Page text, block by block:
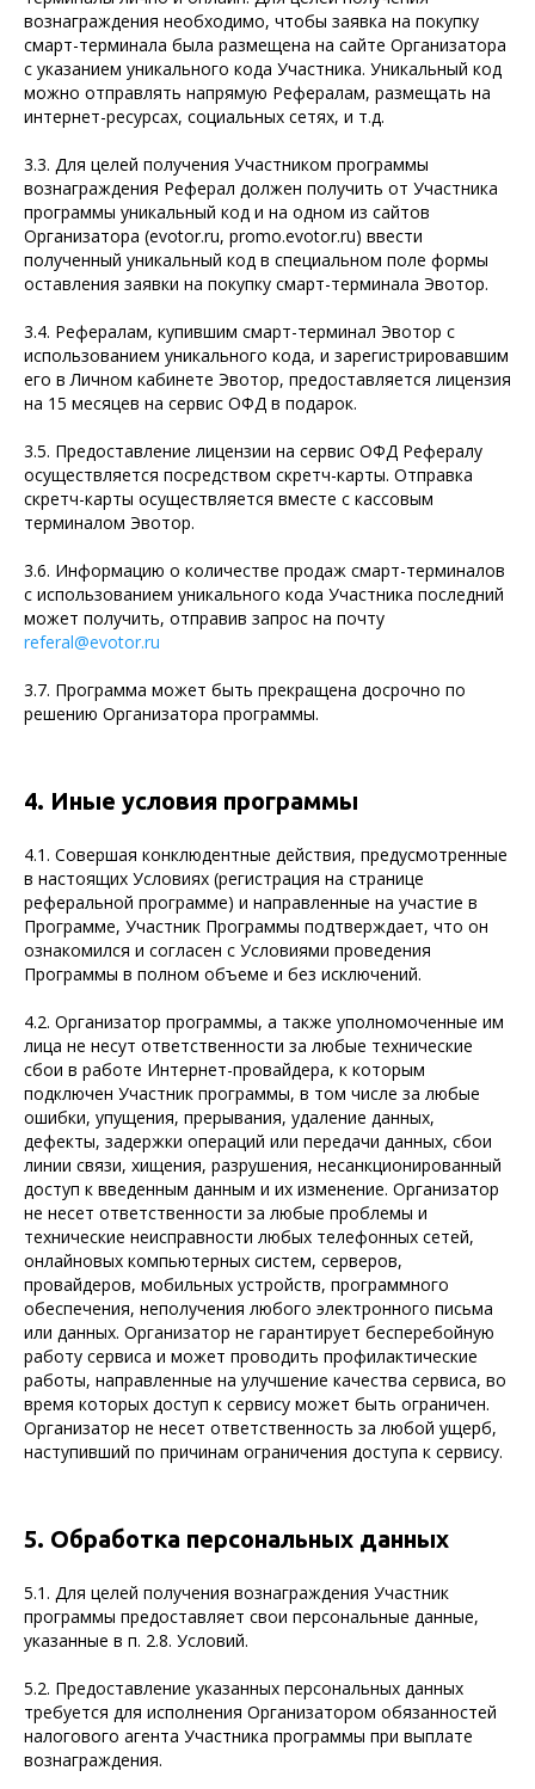
вознаграждения необходимо, чтобы заявка на покупку
смарт-терминала была размещена на сайте Организатора
с указанием уникального кода Участника. Уникальный код
можно отправлять напрямую Рефералам, размещать на
интернет-ресурсах, социальных сетях, и т.д.
3.3. Для целей получения Участником программы
вознаграждения Реферал должен получить от Участника
программы уникальный код и на одном из сайтов
Организатора (evotor.ru, promo.evotor.ru) ввести
полученный уникальный код в специальном поле формы
оставления заявки на покупку смарт-терминала Эвотор.
3.4. Рефералам, купившим смарт-терминал Эвотор с
использованием уникального кода, и зарегистрировавшим
его в Личном кабинете Эвотор, предоставляется лицензия
на 15 месяцев на сервис ОФД в подарок.
3.5. Предоставление лицензии на сервис ОФД Рефералу
осуществляется посредством скретч-карты. Отправка
скретч-карты осуществляется вместе с кассовым
терминалом Эвотор.
3.6. Информацию о количестве продаж смарт-терминалов
с использованием уникального кода Участника последний
может получить, отправив запрос на почту
referal@evotor.ru
3.7. Программа может быть прекращена досрочно по
решению Организатора программы.
4. Иные условия программы
4.1. Совершая конклюдентные действия, предусмотренные
в настоящих Условиях (регистрация на странице
реферальной программе) и направленные на участие в
Программе, Участник Программы подтверждает, что он
ознакомился и согласен с Условиями проведения
Программы в полном объеме и без исключений.
4.2. Организатор программы, а также уполномоченные им
лица не несут ответственности за любые технические
сбои в работе Интернет-провайдера, к которым
подключен Участник программы, в том числе за любые
ошибки, упущения, прерывания, удаление данных,
дефекты, задержки операций или передачи данных, сбои
линии связи, хищения, разрушения, несанкционированный
доступ к введенным данным и их изменение. Организатор
не несет ответственности за любые проблемы и
технические неисправности любых телефонных сетей,
онлайновых компьютерных систем, серверов,
провайдеров, мобильных устройств, программного
обеспечения, неполучения любого электронного письма
или данных. Организатор не гарантирует бесперебойную
работу сервиса и может проводить профилактические
работы, направленные на улучшение качества сервиса, во
время которых доступ к сервису может быть ограничен.
Организатор не несет ответственность за любой ущерб,
наступивший по причинам ограничения доступа к сервису.
5. Обработка персональных данных
5.1. Для целей получения вознаграждения Участник
программы предоставляет свои персональные данные,
указанные в п. 2.8. Условий.
5.2. Предоставление указанных персональных данных
требуется для исполнения Организатором обязанностей
налогового агента Участника программы при выплате
вознаграждения.